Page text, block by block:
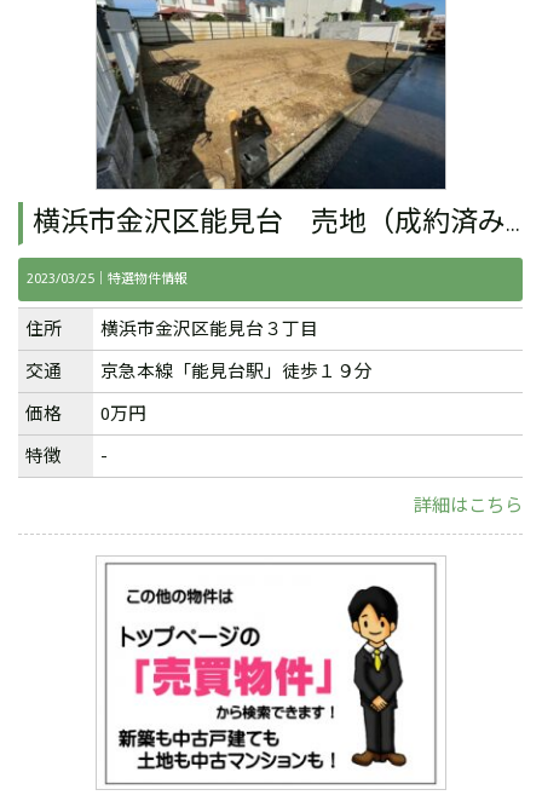
横浜市金沢区能見台 売地（成約済み）
2023/03/25｜ 特選物件情報
住所
横浜市金沢区能見台３丁目
交通
京急本線「能見台駅」徒歩１９分
価格
0万円
特徴
-
詳細はこちら